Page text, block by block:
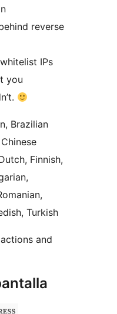
reverse
IPs
you
Brazilian
Finnish,
Turkish
and